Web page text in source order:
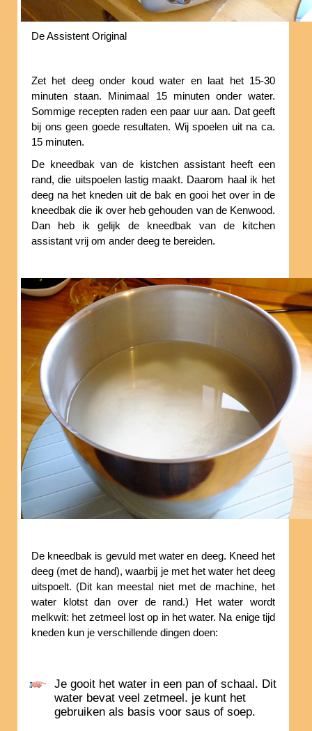
De Assistent Original
Zet het deeg onder koud water en laat het 15-30
minuten staan. Minimaal 15 minuten onder water.
Sommige recepten raden een paar uur aan. Dat geeft
bij ons geen goede resultaten. Wij spoelen uit na ca.
15 minuten.
De kneedbak van de kistchen assistant heeft een
rand, die uitspoelen lastig maakt. Daarom haal ik het
deeg na het kneden uit de bak en gooi het over in de
kneedbak die ik over heb gehouden van de Kenwood.
Dan heb ik gelijk de kneedbak van de kitchen
assistant vrij om ander deeg te bereiden.
De kneedbak is gevuld met water en deeg. Kneed het
deeg (met de hand), waarbij je met het water het deeg
uitspoelt. (Dit kan meestal niet met de machine, het
water klotst dan over de rand.) Het water wordt
melkwit: het zetmeel lost op in het water. Na enige tijd
kneden kun je verschillende dingen doen:
Je gooit het water in een pan of schaal. Dit
water bevat veel zetmeel. je kunt het
gebruiken als basis voor saus of soep.